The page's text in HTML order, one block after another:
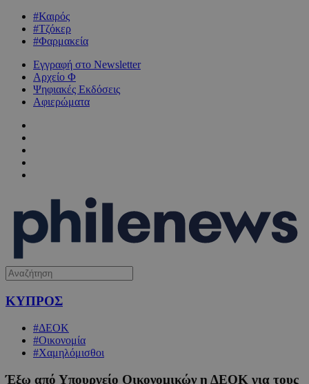
#Καιρός
#Τζόκερ
#Φαρμακεία
Εγγραφή στο Newsletter
Αρχείο Φ
Ψηφιακές Εκδόσεις
Αφιερώματα
ΚΥΠΡΟΣ
#ΔΕΟΚ
#Οικονομία
#Χαμηλόμισθοι
Έξω από Υπουργείο Οικονομικών η ΔΕΟΚ για τους